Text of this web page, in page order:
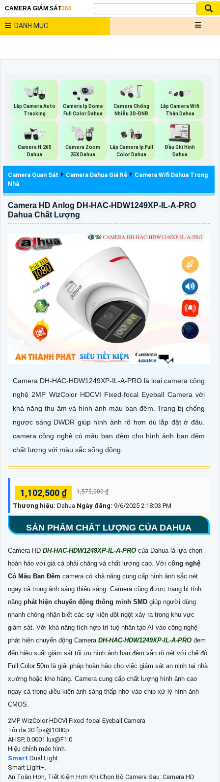
CAMERA GIÁM SÁT360
DANH MỤC
Lắp Camera Auto
Tracking
Camera Ip Dome
Full Color Dahua
Camera Chống
Nhiễu 3D-DNR
Dahua
Lắp Camera Wifi
Thân Dahua
Camera H.265
Dahua
Camera Zoom
25X Dahua
Lắp Camera Ip Full
Color Dahua
Đầu Ghi Hình
Dahua
Camera Quan Sát Camera Dahua Giá Rẻ
Camera Wifi Dahua Trong
Nhà
Camera HD Anlog DH-HAC-HDW1249XP-IL-A-PRO
Dahua Chất Lượng
Camera DH-HAC-HDW1249XP-IL-A-PRO là loại camera công
nghệ 2MP WizColor HDCVI Fixed-focal Eyeball Camera với
khả năng thu âm và hình ảnh màu ban đêm. Trang bị chống
ngược sáng DWDR giúp hình ảnh rõ hơn dù lắp đặt ở đâu.
camera công nghệ có màu ban đêm cho hình ảnh ban đêm
chất lượng với màu sắc sống động.
1,102,500 ₫ 1,575,000 ₫
Thương hiệu: Dahua Ngày đăng: 9/6/2025 2:18:03 PM
SẢN PHẨM CHẤT LƯỢNG CỦA DAHUA
Camera HD DH-HAC-HDW1249XP-IL-A-PRO của Dahua là lựa chọn
hoàn hảo với giá cả phải chăng và chất lượng cao. Với công nghệ
Có Màu Ban Ðêm camera có khả năng cung cấp hình ảnh sắc nét
ngay cả trong ánh sáng thiếu sáng. Camera cũng được trang bị tính
năng phát hiện chuyển động thông minh SMD giúp người dùng
nhanh chóng nhận biết các sự kiện đột ngột xảy ra trong khu vực
giám sát. Với khả năng tích hợp trí tuệ nhân tạo AI vào công nghệ
phát hiện chuyển động Camera DH-HAC-HDW1249XP-IL-A-PRO đem
đến hiệu suất giám sát tối ưu.hình ảnh ban đêm vẫn rõ nét với chế độ
Full Color 50m là giải pháp hoàn hảo cho việc giám sát an ninh tại nhà
xưởng hoặc kho hàng. Camera cung cấp chất lượng hình ảnh cao
ngay cả trong điều kiện ánh sáng thấp nhờ vào chip xử lý hình ảnh
CMOS.
2MP WizColor HDCVI Fixed-focal Eyeball Camera
Tối đa 30 fps@1080p
AI-ISP, 0.0001 lux@F1.0
Hiệu chỉnh méo hình.
Smart Dual Light.
Smart Light+.
An Toàn Hơn, Tiết Kiệm Hơn Khi Chọn Bộ Camera Sau: Camera HD